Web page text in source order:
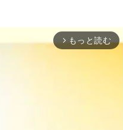
arrow_forward_ios もっと読む